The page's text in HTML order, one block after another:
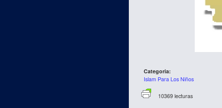
Categoria:
Islam Para Los Niños
10369 lecturas